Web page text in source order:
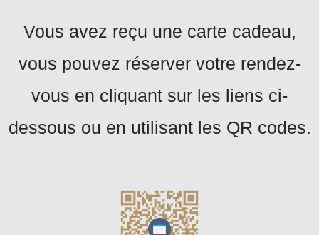
Vous avez reçu une carte cadeau,
vous pouvez réserver votre rendez-
vous en cliquant sur les liens ci-
dessous ou en utilisant les QR codes.